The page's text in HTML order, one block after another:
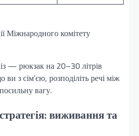
Міжнародного комітету
— рюкзак на 20–30 літрів
ви з сім’єю, розподіліть речі між
вагу.
виживання та